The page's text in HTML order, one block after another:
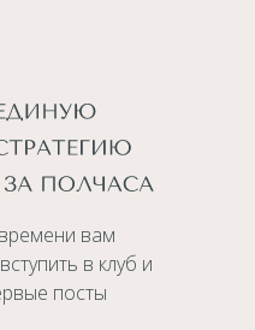
вам
в клуб и
посты